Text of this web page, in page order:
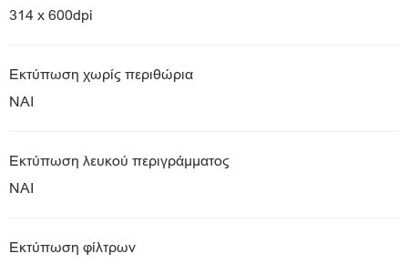
314 x 600dpi
Εκτύπωση χωρίς περιθώρια
ΝΑΙ
Εκτύπωση λευκού περιγράμματος
ΝΑΙ
Εκτύπωση φίλτρων